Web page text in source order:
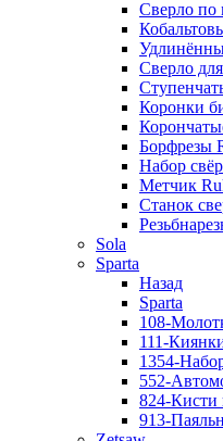
Сверло по
Сверло
Коронки
Борфрезы
Набор
Метчик
Станок
Sola
Sparta
Назад
Sparta
108-
111-
1354-
552-
824-Кисти
913-